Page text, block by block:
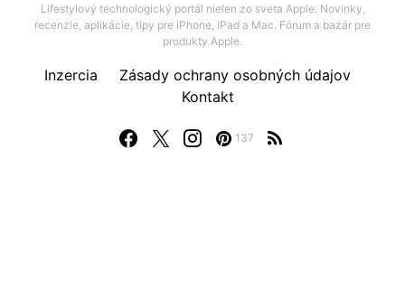
Lifestylový technologický portál nielen zo sveta Apple. Novinky,
recenzie, aplikácie, tipy pre iPhone, iPad a Mac. Fórum a bazár pre
produkty Apple.
137
Inzercia
Zásady ochrany osobných údajov
Kontakt